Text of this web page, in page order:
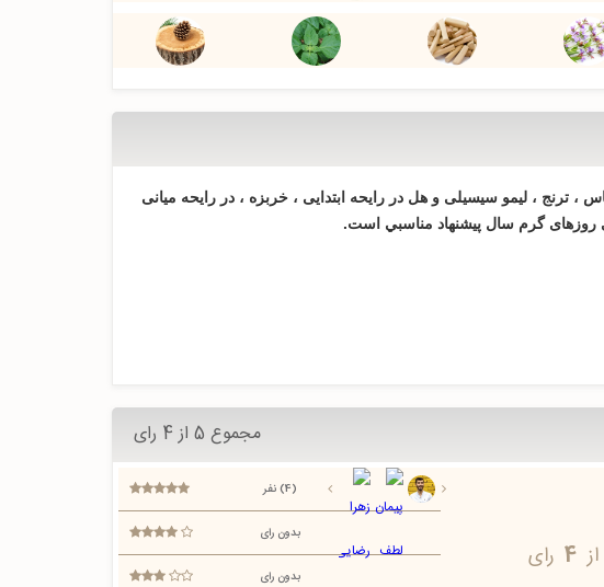
این عطر از آناناس ، ترنج ، لیمو سیسیلی و هل در رايحه ابتدایی ، خربزه ، در رايحه میانی
روزهای گرم سال پیشنهاد مناسبي است.
مجموع 5 از 4 رای
از 4 رای
(4) نفر
بدون رای
بدون رای